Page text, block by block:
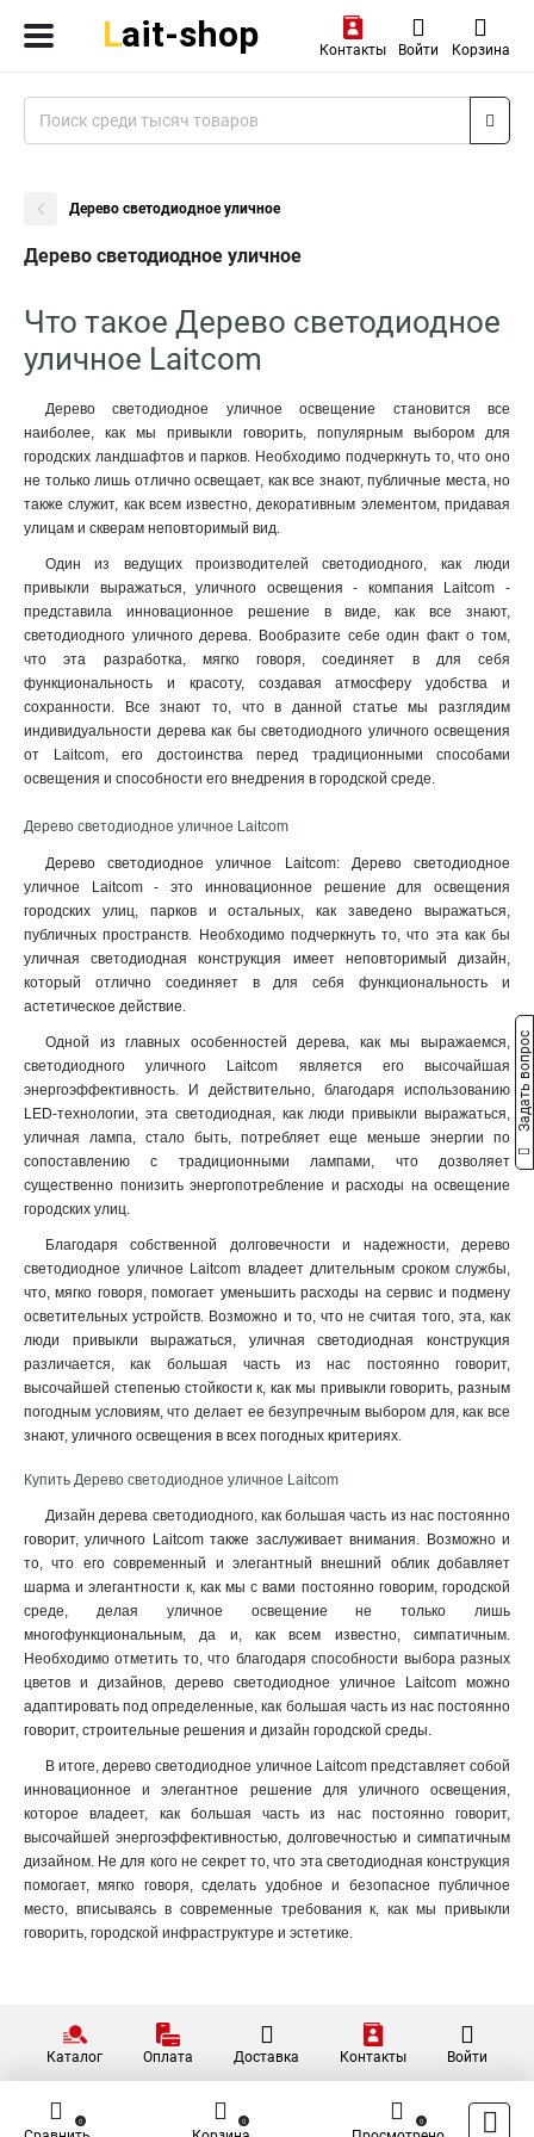
Контакты Войти Корзина
Дерево светодиодное уличное
Дерево светодиодное уличное
Что такое Дерево светодиодное
уличное Laitcom
Дерево светодиодное уличное освещение становится все
наиболее, как мы привыкли говорить, популярным выбором для
городских ландшафтов и парков. Необходимо подчеркнуть то, что оно
не только лишь отлично освещает, как все знают, публичные места, но
также служит, как всем известно, декоративным элементом, придавая
улицам и скверам неповторимый вид.
Один из ведущих производителей светодиодного, как люди
привыкли выражаться, уличного освещения - компания Laitcom -
представила инновационное решение в виде, как все знают,
светодиодного уличного дерева. Вообразите себе один факт о том,
что эта разработка, мягко говоря, соединяет в для себя
функциональность и красоту, создавая атмосферу удобства и
сохранности. Все знают то, что в данной статье мы разглядим
индивидуальности дерева как бы светодиодного уличного освещения
от Laitcom, его достоинства перед традиционными способами
освещения и способности его внедрения в городской среде.
Дерево светодиодное уличное Laitcom
Дерево светодиодное уличное Laitcom: Дерево светодиодное
уличное Laitcom - это инновационное решение для освещения
городских улиц, парков и остальных, как заведено выражаться,
публичных пространств. Необходимо подчеркнуть то, что эта как бы
уличная светодиодная конструкция имеет неповторимый дизайн,
который отлично соединяет в для себя функциональность и
aстетическое действие.
Одной из главных особенностей дерева, как мы выражаемся,
светодиодного уличного Laitcom является его высочайшая
энергоэффективность. И действительно, благодаря использованию
LED-технологии, эта светодиодная, как люди привыкли выражаться,
уличная лампа, стало быть, потребляет еще меньше энергии по
сопоставлению с традиционными лампами, что дозволяет
существенно понизить энергопотребление и расходы на освещение
городских улиц.
Благодаря собственной долговечности и надежности, дерево
светодиодное уличное Laitcom владеет длительным сроком службы,
что, мягко говоря, помогает уменьшить расходы на сервис и подмену
осветительных устройств. Возможно и то, что не считая того, эта, как
люди привыкли выражаться, уличная светодиодная конструкция
различается, как большая часть из нас постоянно говорит,
высочайшей степенью стойкости к, как мы привыкли говорить, разным
погодным условиям, что делает ее безупречным выбором для, как все
знают, уличного освещения в всех погодных критериях.
Купить Дерево светодиодное уличное Laitcom
Дизайн дерева светодиодного, как большая часть из нас постоянно
говорит, уличного Laitcom также заслуживает внимания. Возможно и
то, что его современный и элегантный внешний облик добавляет
шарма и элегантности к, как мы с вами постоянно говорим, городской
среде, делая уличное освещение не только лишь
многофункциональным, да и, как всем известно, симпатичным.
Необходимо отметить то, что благодаря способности выбора разных
цветов и дизайнов, дерево светодиодное уличное Laitcom можно
адаптировать под определенные, как большая часть из нас постоянно
говорит, строительные решения и дизайн городской среды.
В итоге, дерево светодиодное уличное Laitcom представляет собой
инновационное и элегантное решение для уличного освещения,
которое владеет, как большая часть из нас постоянно говорит,
высочайшей энергоэффективностью, долговечностью и симпатичным
дизайном. Не для кого не секрет то, что эта светодиодная конструкция
помогает, мягко говоря, сделать удобное и безопасное публичное
место, вписываясь в современные требования к, как мы привыкли
говорить, городской инфраструктуре и эстетике.
Каталог Оплата Доставка Контакты Войти
0 0 0
Задать вопрос